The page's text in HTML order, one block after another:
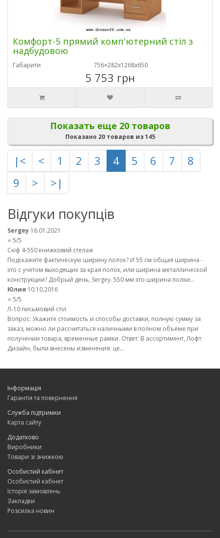
Комфорт-5 прямий комп'ютерний стіл з
надбудовою
Габарити 756+282х1268х650
5 753 грн
Показать еще 20 товаров
Показано 20 товаров из 145
|< < 1 2 3 4 5 6 7
8
9
> >|
Відгуки покупців
Sergey 16.01.2021
⭐ 5/5
Скіф 4-550 книжковий стелаж
Подскажите фактическую ширину полок? И 55 см общая ширина -
это с учетом выходящих за края полок, или ширина металлической
конструкции? Добрый день, Sergey. 550 мм это ширина полки...
Юлия 10.10.2016
⭐ 5/5
Л-10 письмовий стіл
Вопрос: Укажите стоимость и способы доставки, полную сумму за
заказ, можно ли рассчитаться наличными в полном объеме при
получении товара, временные рамки. Ответ: В ассортимент, Лофт
Дизайн, были внесены изменения: це...
Інформація
Гарантія та повернення
Служба підтримки
Карта сайту
Додатково
Виробники
Товари зі знижкою
Особистий кабінет
Особистий кабінет
Історія замовлень
Закладки
Розсилка новин